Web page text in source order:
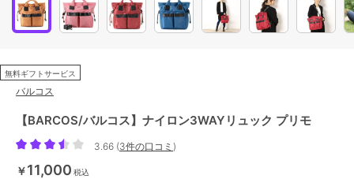
無料ギフトサービス
バルコス
【BARCOS/バルコス】ナイロン3WAYリュック プリモ
3.66 (3件の口コミ )
￥11,000 税込